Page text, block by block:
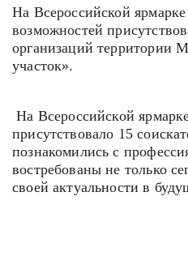
На Всероссийской
возможностей
организаций территории
участок».
На Всероссийской
присутствовало 15
познакомились с
востребованы не только
своей актуальности в